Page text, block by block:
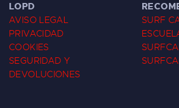
LOPD
AVISO LEGAL
PRIVACIDAD
COOKIES
SEGURIDAD Y
DEVOLUCIONES
SURF